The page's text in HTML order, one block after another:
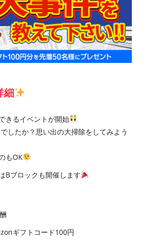
細
きるイベントが開始
したか？思い出の大掃除をしてみよう
もOK
Bブロックも開催します
ギフトコード100円